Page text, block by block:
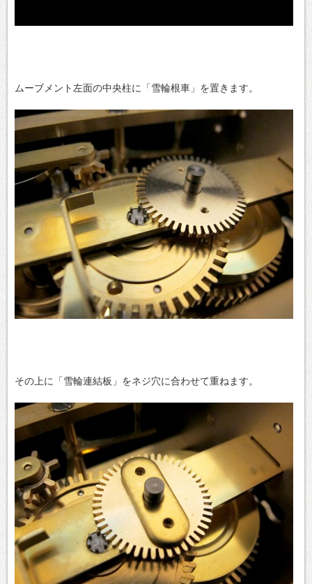
ムーブメント左面の中央柱に「雪輪根車」を置きます。
その上に「雪輪連結板」をネジ穴に合わせて重ねます。